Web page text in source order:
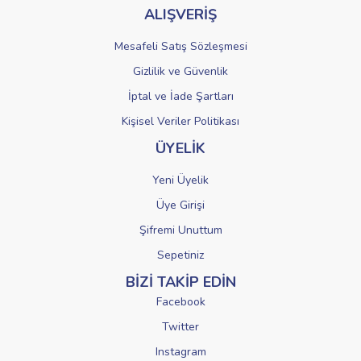
ALIŞVERİŞ
Mesafeli Satış Sözleşmesi
Gizlilik ve Güvenlik
İptal ve İade Şartları
Kişisel Veriler Politikası
ÜYELİK
Yeni Üyelik
Üye Girişi
Şifremi Unuttum
Sepetiniz
BİZİ TAKİP EDİN
Facebook
Twitter
Instagram